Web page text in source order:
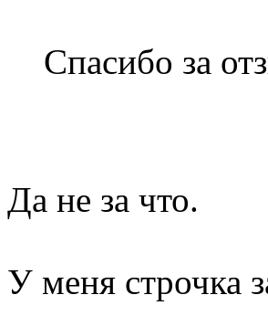
Спасибо за
Да не за что.
У меня строчка